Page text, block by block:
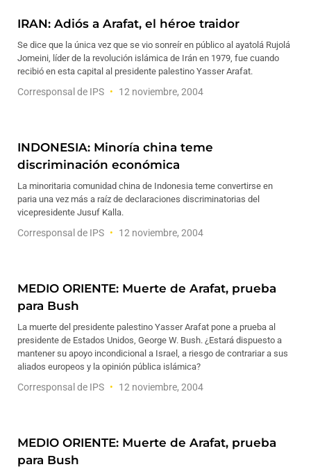
IRAN: Adiós a Arafat, el héroe traidor
Se dice que la única vez que se vio sonreír en público al ayatolá Rujolá
Jomeini, líder de la revolución islámica de Irán en 1979, fue cuando
recibió en esta capital al presidente palestino Yasser Arafat.
Corresponsal de IPS 12 noviembre, 2004
INDONESIA: Minoría china teme
discriminación económica
La minoritaria comunidad china de Indonesia teme convertirse en
paria una vez más a raíz de declaraciones discriminatorias del
vicepresidente Jusuf Kalla.
Corresponsal de IPS 12 noviembre, 2004
MEDIO ORIENTE: Muerte de Arafat, prueba
para Bush
La muerte del presidente palestino Yasser Arafat pone a prueba al
presidente de Estados Unidos, George W. Bush. ¿Estará dispuesto a
mantener su apoyo incondicional a Israel, a riesgo de contrariar a sus
aliados europeos y la opinión pública islámica?
Corresponsal de IPS 12 noviembre, 2004
MEDIO ORIENTE: Muerte de Arafat, prueba
para Bush